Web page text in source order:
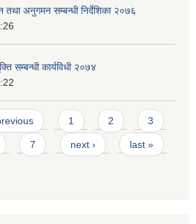
तथा अनुगमन सम्बन्धी निर्देशिका २०७६
सम्बन्धी कार्यविधी २०७४
1 2 3
7 next › last »